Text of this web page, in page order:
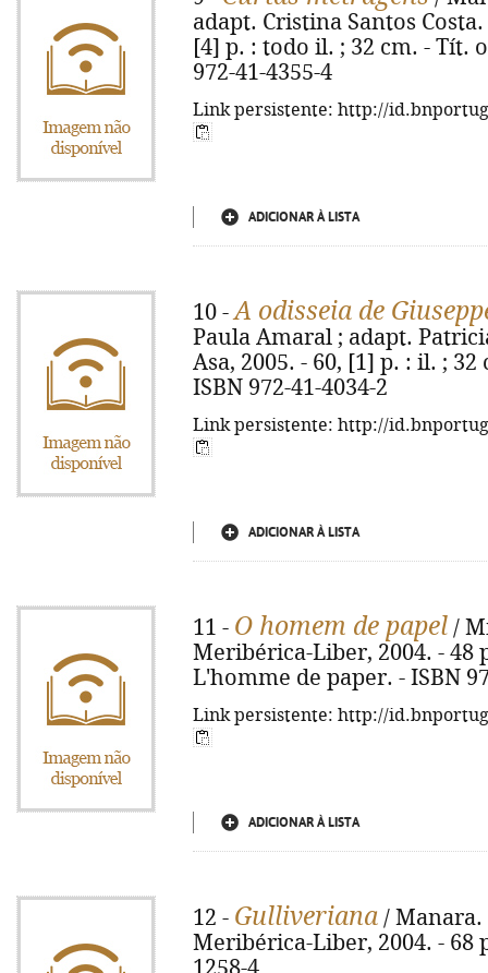
adapt. Cristina Santos Costa.
[4] p. : todo il. ; 32 cm. - Tít.
972-41-4355-4
Link persistente: http://
ADICIONAR À LISTA
10 -A odisseia de
Paula Amaral ; adapt.
Asa, 2005. - 60, [1] p. : il. ;
ISBN 972-41-4034-2
Link persistente: http://
ADICIONAR À LISTA
11 - O homem de papel /
Meribérica-Liber, 2004. - 48
L'homme de paper. - ISBN
Link persistente: http://
ADICIONAR À LISTA
12 - Gulliveriana / Manara.
Meribérica-Liber, 2004. - 68